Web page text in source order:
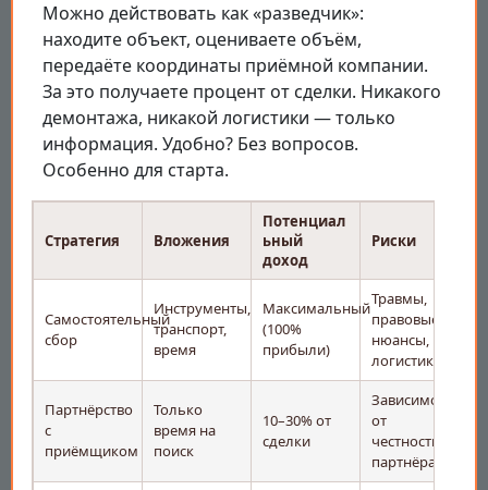
Можно действовать как «разведчик»:
находите объект, оцениваете объём,
передаёте координаты приёмной компании.
За это получаете процент от сделки. Никакого
демонтажа, никакой логистики — только
информация. Удобно? Без вопросов.
Особенно для старта.
Стратегия Вложения
Потенциал
ьный
доход
Риски
Самостоятельный
сбор
Инструменты,
транспорт,
время
Максимальный
(100%
прибыли)
Травмы,
правовые
нюансы,
логистика
Партнёрство
с
приёмщиком
Только
время на
поиск
10–30% от
сделки
Зависимость
от
честности
партнёра